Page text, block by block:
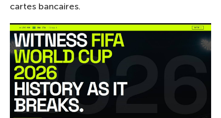
cartes bancaires.